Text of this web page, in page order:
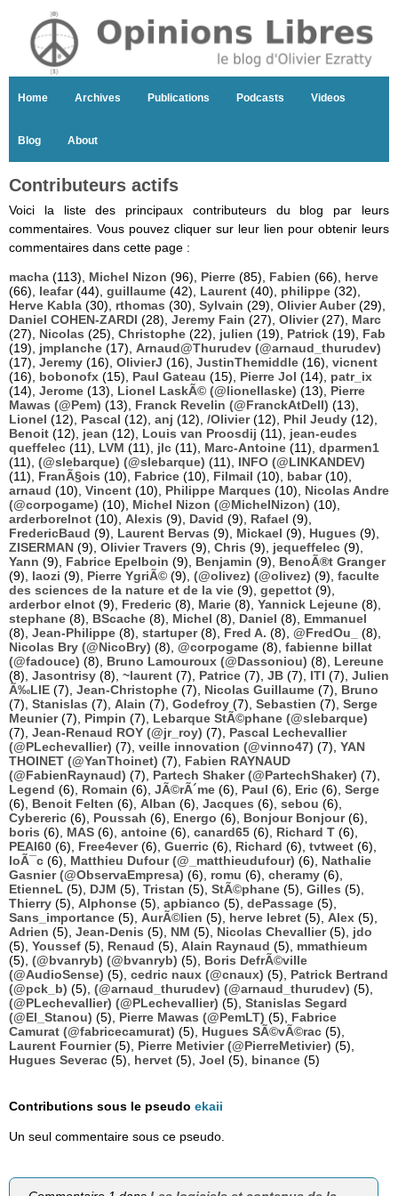
Home Archives Publications Podcasts Videos
Blog About
Contributeurs actifs
Voici la liste des principaux contributeurs du blog par leurs
commentaires. Vous pouvez cliquer sur leur lien pour obtenir leurs
commentaires dans cette page :
macha (113), Michel Nizon (96), Pierre (85), Fabien (66), herve
(66), leafar(44), guillaume (42), Laurent (40), philippe (32),
Herve Kabla (30), rthomas (30), Sylvain (29), Olivier Auber(29),
Daniel COHEN-ZARDI (28), Jeremy Fain (27), Olivier(27), Marc
(27), Nicolas (25), Christophe (22), julien (19), Patrick (19), Fab
(19), jmplanche (17), Arnaud@Thurudev (@arnaud_thurudev)
(17), Jeremy (16), OlivierJ (16), JustinThemiddle (16), vicnent
(16), bobonofx (15), Paul Gateau (15), Pierre Jol (14), patr_ix
(14), Jerome (13), Lionel LaskÃ© (@lionellaske) (13), Pierre
Mawas (@Pem) (13), Franck Revelin (@FranckAtDell) (13),
Lionel (12), Pascal (12), anj (12), /Olivier(12), Phil Jeudy (12),
Benoit (12), jean (12), Louis van Proosdij (11), jean-eudes
queffelec (11), LVM (11), jlc (11), Marc-Antoine (11), dparmen1
(11), (@slebarque) (@slebarque) (11), INFO (@LINKANDEV)
(11), FranÃ§ois (10), Fabrice (10), Filmail (10), babar(10),
arnaud (10), Vincent (10), Philippe Marques (10), Nicolas Andre
(@corpogame) (10), Michel Nizon (@MichelNizon) (10),
arderborelnot (10), Alexis (9), David (9), Rafael (9),
FredericBaud (9), Laurent Bervas (9), Mickael (9), Hugues (9),
ZISERMAN (9), Olivier Travers (9), Chris (9), jequeffelec (9),
Yann (9), Fabrice Epelboin (9), Benjamin (9), BenoÃ®t Granger
(9), laozi (9), Pierre YgriÃ© (9), (@olivez) (@olivez) (9), faculte
des sciences de la nature et de la vie (9), gepettot (9),
arderbor elnot (9), Frederic (8), Marie (8), Yannick Lejeune (8),
stephane (8), BScache (8), Michel (8), Daniel (8), Emmanuel
(8), Jean-Philippe (8), startuper(8), Fred A. (8), @FredOu_
(8),
Nicolas Bry (@NicoBry) (8), @corpogame (8), fabienne billat
(@fadouce) (8), Bruno Lamouroux (@Dassoniou) (8), Lereune
(8), Jasontrisy (8), ~laurent (7), Patrice (7), JB (7), ITI (7), Julien
Ã‰LIE (7), Jean-Christophe (7), Nicolas Guillaume (7), Bruno
(7), Stanislas (7), Alain (7), Godefroy (7), Sebastien (7), Serge
Meunier(7), Pimpin (7), Lebarque StÃ©phane (@slebarque)
(7), Jean-Renaud ROY (@jr_roy) (7), Pascal Lechevallier
(@PLechevallier) (7), veille innovation (@vinno47) (7), YAN
THOINET (@YanThoinet) (7), Fabien RAYNAUD
(@FabienRaynaud) (7), Partech Shaker (@PartechShaker) (7),
Legend (6), Romain (6), JÃ©rÃ´me (6), Paul (6), Eric (6), Serge
(6), Benoit Felten (6), Alban (6), Jacques (6), sebou (6),
Cybereric (6), Poussah (6), Energo (6), Bonjour Bonjour(6),
boris (6), MAS (6), antoine (6), canard65 (6), Richard T (6),
PEAI60 (6), Free4ever(6), Guerric (6), Richard (6), tvtweet (6),
loÃ¯c (6), Matthieu Dufour (@_matthieudufour) (6), Nathalie
Gasnier (@ObservaEmpresa) (6), romu (6), cheramy (6),
EtienneL (5), DJM (5), Tristan (5), StÃ©phane (5), Gilles (5),
Thierry (5), Alphonse (5), apbianco (5), dePassage (5),
Sans_importance (5), AurÃ©lien (5), herve lebret (5), Alex (5),
Adrien (5), Jean-Denis (5), NM (5), Nicolas Chevallier(5), jdo
(5), Youssef (5), Renaud (5), Alain Raynaud (5), mmathieum
(5), (@bvanryb) (@bvanryb) (5), Boris DefrÃ©ville
(@AudioSense) (5), cedric naux (@cnaux) (5), Patrick Bertrand
(@pck_b) (5), (@arnaud_thurudev) (@arnaud_thurudev) (5),
(@PLechevallier) (@PLechevallier) (5), Stanislas Segard
(@El_Stanou) (5), Pierre Mawas (@PemLT) (5), Fabrice
Camurat (@fabricecamurat) (5), Hugues SÃ©vÃ©rac (5),
Laurent Fournier(5), Pierre Metivier (@PierreMetivier) (5),
Hugues Severac (5), hervet (5), Joel (5), binance (5)
Contributions sous le pseudo ekaii
Un seul commentaire sous ce pseudo.